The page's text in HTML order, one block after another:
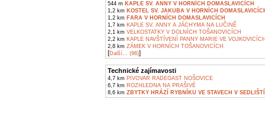
544 m KAPLE SV. ANNY V HORNÍCH DOMASLAVICÍCH
1,2 km KOSTEL SV. JAKUBA V HORNÍCH
1,2 km FARA V HORNÍCH DOMASLAVICÍCH
1,7 km KAPLE SV. ANNY A JÁCHYMA NA LUČINĚ
2,1 km VELKOSTATKY V DOLNÍCH TOŠANOVICÍCH
2,2 km KAPLE NAVŠTÍVENÍ PANNY MARIE VE
2,8 km ZÁMEK V HORNÍCH TOŠANOVICÍCH
[Další... (96)]
Technické zajímavosti
4,7 km PIVOVAR RADEGAST NOŠOVICE
6,7 km ROZHLEDNA NA PRAŠIVÉ
8,6 km ZBYTKY HRÁZÍ RYBNÍKU VE STAVECH V